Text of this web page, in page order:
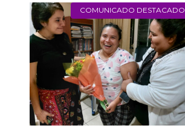
COMUNICADO DESTACADO